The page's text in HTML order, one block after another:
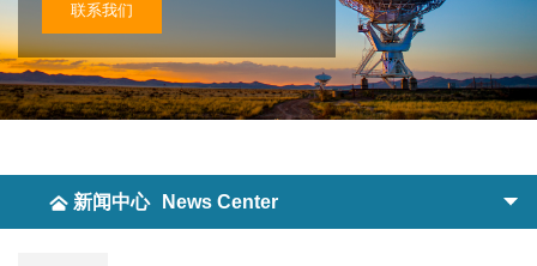
联系我们
新闻中心 News Center